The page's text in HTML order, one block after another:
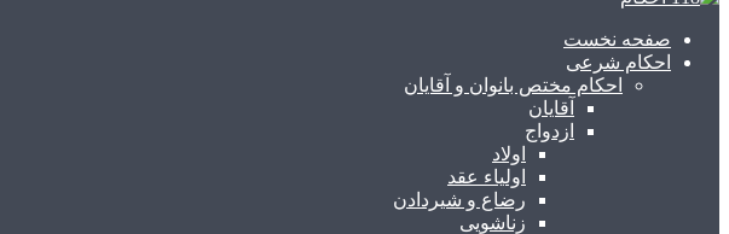
صفحه نخست
احکام شرعی
احکام مختص بانوان و آقایان
آقایان
ازدواج
اولاد
اولیاء عقد
رضاع و شیردادن
زناشویی